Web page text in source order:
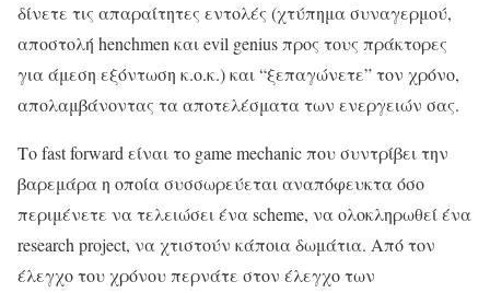
δίνετε τις απαραίτητες εντολές (χτύπημα συναγερμού,
αποστολή henchmen και evil genius προς τους πράκτορες
για άμεση εξόντωση κ.ο.κ.) και “ξεπαγώνετε” τον χρόνο,
απολαμβάνοντας τα αποτελέσματα των ενεργειών σας.
Το fast forward είναι το game mechanic που συντρίβει την
βαρεμάρα η οποία συσσωρεύεται αναπόφευκτα όσο
περιμένετε να τελειώσει ένα scheme, να ολοκληρωθεί ένα
research project, να χτιστούν κάποια δωμάτια. Από τον
έλεγχο του χρόνου περνάτε στον έλεγχο των